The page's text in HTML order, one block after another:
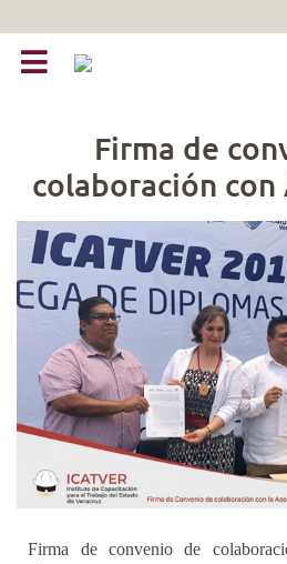
Firma de
colaboración con
Firma de convenio de